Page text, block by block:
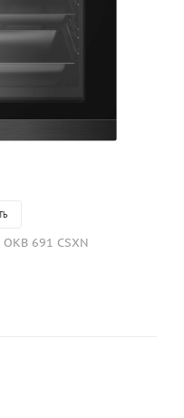
OKB 691 CSXN